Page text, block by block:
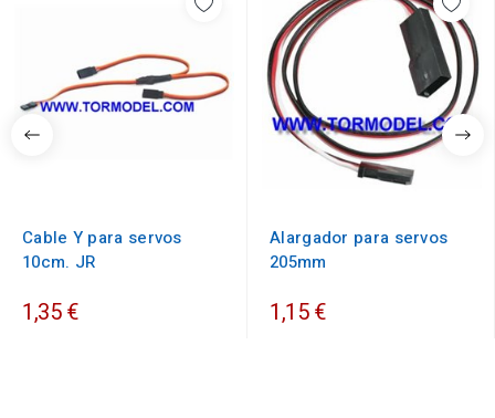
Cable Y para servos
10cm. JR
1,35 €
Alargador para servos
205mm
1,15 €